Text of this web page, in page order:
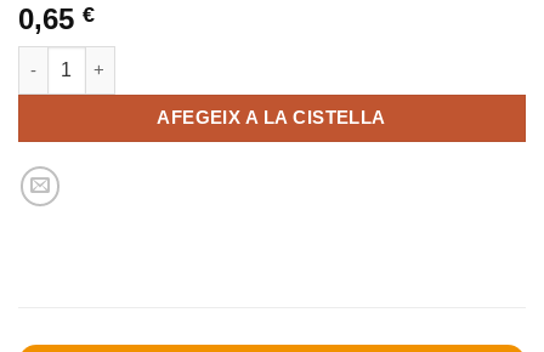
0,65 €
quantitat de STAEDTLER LLAPIS NORIS BLAU H 3
AFEGEIX A LA CISTELLA